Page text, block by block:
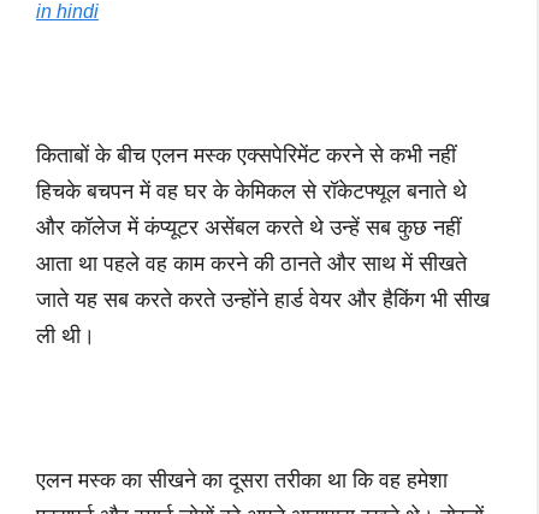
in hindi
किताबों के बीच एलन मस्क एक्सपेरिमेंट करने से कभी नहीं
हिचके बचपन में वह घर के केमिकल से रॉकेटफ्यूल बनाते थे
और कॉलेज में कंप्यूटर असेंबल करते थे उन्हें सब कुछ नहीं
आता था पहले वह काम करने की ठानते और साथ में सीखते
जाते यह सब करते करते उन्होंने हार्ड वेयर और हैकिंग भी सीख
ली थी।
एलन मस्क का सीखने का दूसरा तरीका था कि वह हमेशा